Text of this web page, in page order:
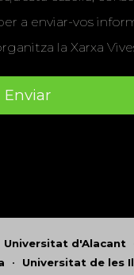
a enviar-vos
la Xarxa
Universitat d'Alacant
• Universitat de les